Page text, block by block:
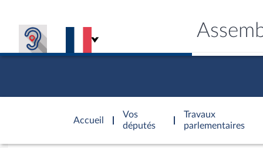
Accueil
d'accueil
Vos
députés
Travaux
parlementaires